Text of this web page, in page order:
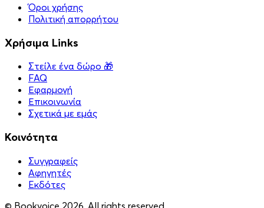
Όροι χρήσης
Πολιτική απορρήτου
Χρήσιμα Links
Στείλε ένα δώρο 🎁
FAQ
Εφαρμογή
Επικοινωνία
Σχετικά με εμάς
Κοινότητα
Συγγραφείς
Αφηγητές
Eκδότες
© Bookvoice 2026. All rights reserved.